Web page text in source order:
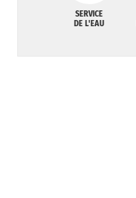
SERVICE
DE L'EAU